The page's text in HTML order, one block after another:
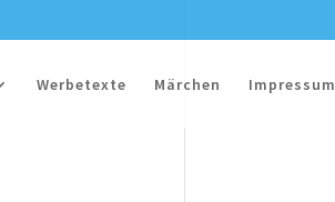
Werbetexte Märchen Impressum